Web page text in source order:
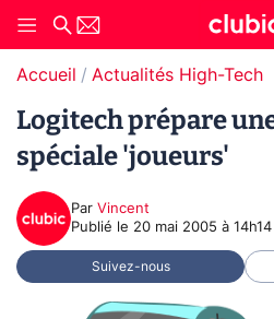
Accueil Actualités High-Tech
Logitech prépare
spéciale 'joueurs'
Par Vincent
Publié le 20 mai 2005 à 14h14
Suivez-nous